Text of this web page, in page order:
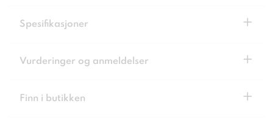
Spesifikasjoner +
Vurderinger og anmeldelser +
Finn i butikken +